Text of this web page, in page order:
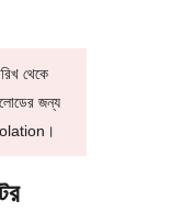
থেকে
জন্য